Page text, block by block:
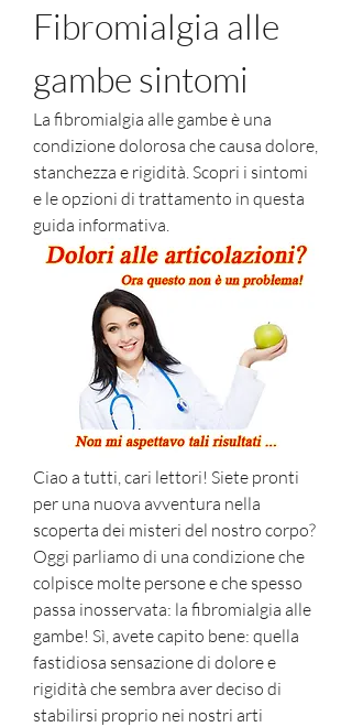
Fibromialgia alle
gambe sintomi
La fibromialgia alle gambe è una
condizione dolorosa che causa dolore,
stanchezza e rigidità. Scopri i sintomi
e le opzioni di trattamento in questa
guida informativa.
Ciao a tutti, cari lettori! Siete pronti
per una nuova avventura nella
scoperta dei misteri del nostro corpo?
Oggi parliamo di una condizione che
colpisce molte persone e che spesso
passa inosservata: la fibromialgia alle
gambe! Sì, avete capito bene: quella
fastidiosa sensazione di dolore e
rigidità che sembra aver deciso di
stabilirsi proprio nei nostri arti